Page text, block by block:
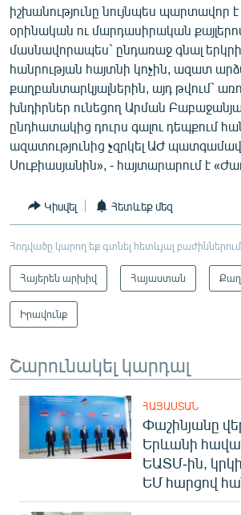
իշխանությունը նույնպես պարտավոր
օրինական ու մարդասիրական
մասնավորապես` ընդառաջ գնալ
հանրության հայտնի կոչին, ազատ
քաղբանտարկյալներին, այդ թվում`
խնդիրներ ունեցող Արման
ընդհատակից դուրս գալու դեպքում
ազատությունից չզրկել ԱԺ
Սուքիասյանին», - հայտարարում է
Կիսվել Հետևեք մեզ
Հոդվածը կարող եք գտնել հետևյալ բաժիններում
Հայերեն արխիվ Հայաստան
Իրավունք
Շարունակել կարդալ
ՀԱՅԱՍՏԱՆ
Փաշինյանը
Երևանի
ԵԱՏՄ-ին,
ԵՄ հարցով